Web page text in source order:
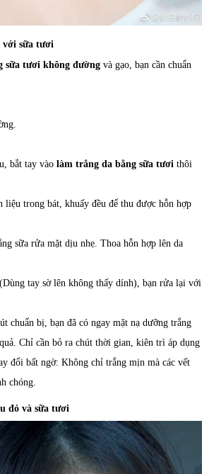
với sữa tươi
sữa tươi không đường và gạo, bạn cần chuẩn
bắt tay vào làm trắng da bằng sữa tươi thôi
liệu trong bát, khuấy đều để thu được hỗn hợp
sữa rửa mặt dịu nhẹ. Thoa hỗn hợp lên da
tay sờ lên không thấy dính), bạn rửa lại với
chuẩn bị, bạn đã có ngay mặt nạ dưỡng trắng
Chỉ cần bỏ ra chút thời gian, kiên trì áp dụng
đổi bất ngờ: Không chỉ trắng mịn mà các vết
chóng.
đỏ và sữa tươi